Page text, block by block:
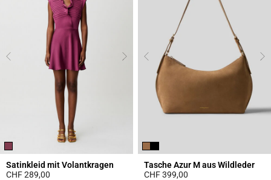
Satinkleid mit Volantkragen
CHF 289,00
Tasche Azur M aus Wildleder
CHF 399,00